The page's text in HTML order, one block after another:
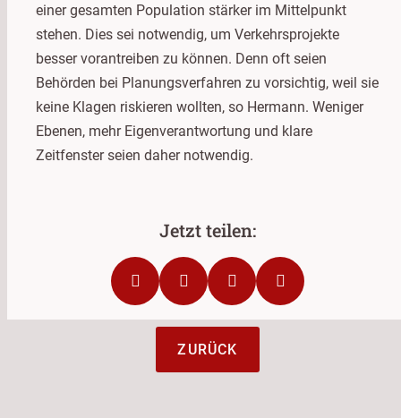
einer gesamten Population stärker im Mittelpunkt
stehen. Dies sei notwendig, um Verkehrsprojekte
besser vorantreiben zu können. Denn oft seien
Behörden bei Planungsverfahren zu vorsichtig, weil sie
keine Klagen riskieren wollten, so Hermann. Weniger
Ebenen, mehr Eigenverantwortung und klare
Zeitfenster seien daher notwendig.
ZURÜCK